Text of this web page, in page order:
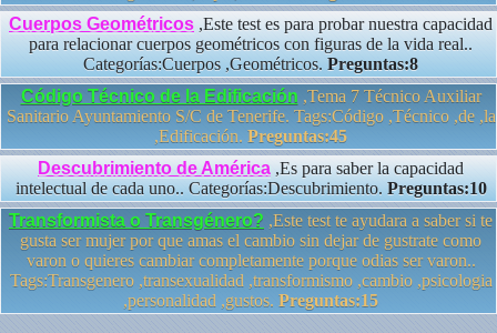
Cuerpos Geométricos ,Este test es para probar nuestra capacidad
para relacionar cuerpos geométricos con figuras de la vida real..
Categorías:Cuerpos ,Geométricos. Preguntas:8
Código Técnico de la Edificación ,Tema 7 Técnico Auxiliar
Sanitario Ayuntamiento S/C de Tenerife. Tags:Código ,Técnico ,de ,la
,Edificación. Preguntas:45
Descubrimiento de América ,Es para saber la capacidad
intelectual de cada uno.. Categorías:Descubrimiento. Preguntas:10
Transformista o Transgénero? ,Este test te ayudara a saber si te
gusta ser mujer por que amas el cambio sin dejar de gustrate como
varon o quieres cambiar completamente porque odias ser varon..
Tags:Transgenero ,transexualidad ,transformismo ,cambio ,psicologia
,personalidad ,gustos. Preguntas:15